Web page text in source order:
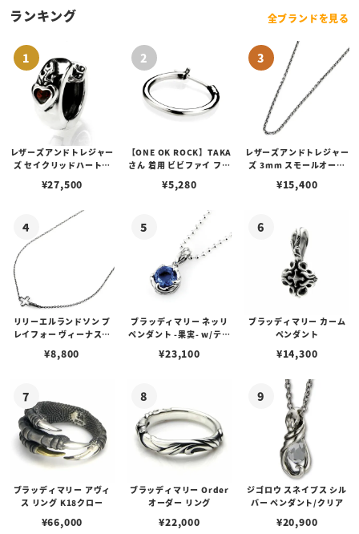
ランキング 全ブランドを見る
レザーズアンドトレジャー
ズ セイクリッドハートピ
¥27,500
【ONE OK ROCK】TAKA
さん 着用 ビビファイ フー
¥5,280
レザーズアンドトレジャー
ズ 3mm スモールオーバ
ブスタークラスプ＆LTロ
¥15,400
リリーエルランドソン プ
レイフォー ヴィーナスチ
¥8,800
ブラッディマリー ネッリ
ペンダント -果実- w/ティ
¥23,100
ブラッディマリー カーム
ペンダント
¥14,300
ブラッディマリー アヴィ
ス リング K18クロー
¥66,000
ブラッディマリー Order
オーダー リング
¥22,000
ジゴロウ スネイプス シル
バー ペンダント/クリア
¥20,900